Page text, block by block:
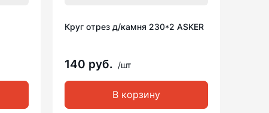
Круг отрез д/камня 230*2 ASKER
140 руб. /шт
В корзину